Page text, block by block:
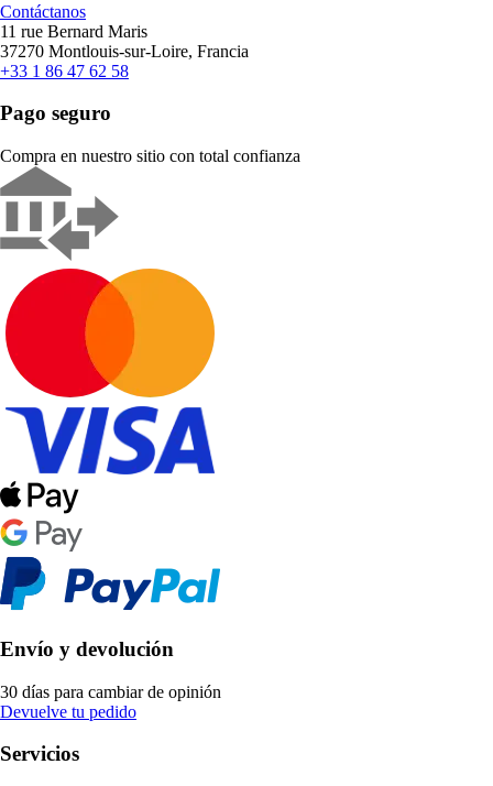
Contáctanos
11 rue Bernard Maris
37270 Montlouis-sur-Loire, Francia
+33 1 86 47 62 58
Pago seguro
Compra en nuestro sitio con total confianza
Envío y devolución
30 días para cambiar de opinión
Devuelve tu pedido
Servicios